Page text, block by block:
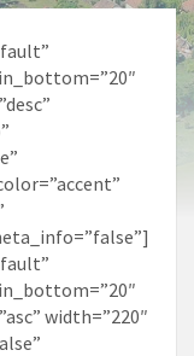
width=”220″